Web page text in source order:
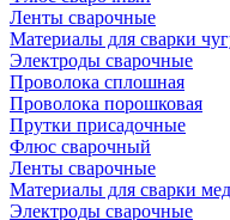
Ленты сварочные
Материалы для сварки
Электроды сварочные
Проволока сплошная
Проволока порошковая
Прутки присадочные
Флюс сварочный
Ленты сварочные
Материалы для сварки
Электроды сварочные